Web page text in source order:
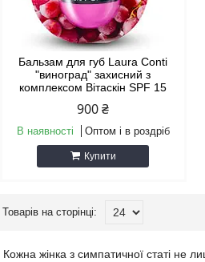
Бальзам для губ Laura Conti
"виноград" захисний з
комплексом Вітаскін SPF 15
900 ₴
В наявності Оптом і в роздріб
Купити
Кожна жінка з симпатичної статі не